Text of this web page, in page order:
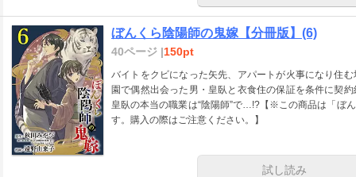
ぼんくら陰陽師の鬼嫁【分冊版】(6)
40ページ |150pt
バイトをクビになった矢先、アパートが火事になり住
園で偶然出会った男・皇臥と衣食住の保証を条件に契
皇臥の本当の職業は“陰陽師”で…!?【※この商品は「ぼ
す。購入の際はご注意ください。】
試し読み